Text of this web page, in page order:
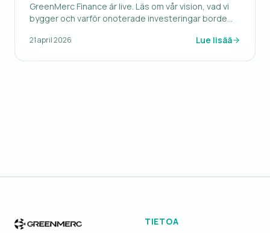
GreenMerc Finance är live. Läs om vår vision, vad vi
bygger och varför onoterade investeringar borde
21 april 2026 Lue lisää
TIETOA